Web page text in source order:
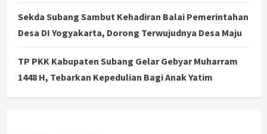
Sekda Subang Sambut Kehadiran Balai Pemerintahan
Desa DI Yogyakarta, Dorong Terwujudnya Desa Maju
TP PKK Kabupaten Subang Gelar Gebyar Muharram
1448 H, Tebarkan Kepedulian Bagi Anak Yatim